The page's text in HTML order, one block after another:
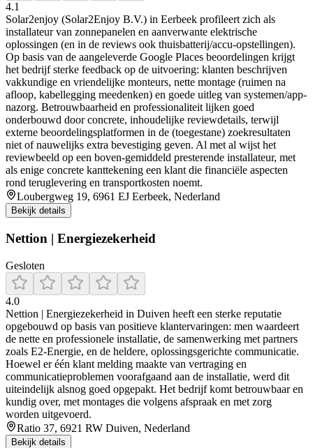
4.1
Solar2enjoy (Solar2Enjoy B.V.) in Eerbeek profileert zich als
installateur van zonnepanelen en aanverwante elektrische
oplossingen (en in de reviews ook thuisbatterij/accu-opstellingen).
Op basis van de aangeleverde Google Places beoordelingen krijgt
het bedrijf sterke feedback op de uitvoering: klanten beschrijven
vakkundige en vriendelijke monteurs, nette montage (ruimen na
afloop, kabellegging meedenken) en goede uitleg van systemen/app-
nazorg. Betrouwbaarheid en professionaliteit lijken goed
onderbouwd door concrete, inhoudelijke reviewdetails, terwijl
externe beoordelingsplatformen in de (toegestane) zoekresultaten
niet of nauwelijks extra bevestiging geven. Al met al wijst het
reviewbeeld op een boven-gemiddeld presterende installateur, met
als enige concrete kanttekening een klant die financiële aspecten
rond teruglevering en transportkosten noemt.
Loubergweg 19, 6961 EJ Eerbeek, Nederland
Bekijk details
Nettion | Energiezekerheid
Gesloten
4.0
Nettion | Energiezekerheid in Duiven heeft een sterke reputatie
opgebouwd op basis van positieve klantervaringen: men waardeert
de nette en professionele installatie, de samenwerking met partners
zoals E2‑Energie, en de heldere, oplossingsgerichte communicatie.
Hoewel er één klant melding maakte van vertraging en
communicatieproblemen voorafgaand aan de installatie, werd dit
uiteindelijk alsnog goed opgepakt. Het bedrijf komt betrouwbaar en
kundig over, met montages die volgens afspraak en met zorg
worden uitgevoerd.
Ratio 37, 6921 RW Duiven, Nederland
Bekijk details